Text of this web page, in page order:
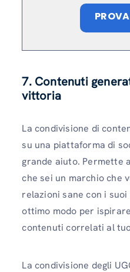
7. Contenuti
vittoria
La condivisione di
su una piattaforma di
grande aiuto. Permette
che sei un marchio che
relazioni sane con i suoi
ottimo modo per
contenuti correlati al
La condivisione degli